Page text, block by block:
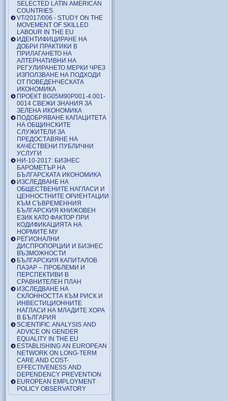
SELECTED LATIN AMERICAN
COUNTRIES
VT/2017/006 - STUDY ON THE
MOVEMENT OF SKILLED
LABOUR IN THE EU
ИДЕНТИФИЦИРАНЕ НА
ДОБРИ ПРАКТИКИ В
ПРИЛАГАНЕТО НА
АЛТЕРНАТИВНИ НА
РЕГУЛИРАНЕТО МЕРКИ ЧРЕЗ
ИЗПОЛЗВАНЕ НА ПОДХОДИ
ОТ ПОВЕДЕНЧЕСКАТА
ИКОНОМИКА
ПРОЕКТ BG05M90P001-4.001-
0014 СВЕЖИ ЗНАНИЯ ЗА
ЗЕЛЕНА ИКОНОМИКА
ПОДОБРЯВАНЕ КАПАЦИТЕТА
НА ОБЩИНСКИТЕ
СЛУЖИТЕЛИ ЗА
ПРЕДОСТАВЯНЕ НА
КАЧЕСТВЕНИ ПУБЛИЧНИ
УСЛУГИ
НИ-10-2017: БИЗНЕС
БАРОМЕТЪР НА
БЪЛГАРСКАТА ИКОНОМИКА
ИЗСЛЕДВАНЕ НА
ОБЩЕСТВЕНИТЕ НАГЛАСИ И
ЦЕННОСТНИТЕ ОРИЕНТАЦИИ
КЪМ СЪВРЕМЕННИЯ
БЪЛГАРСКИЯ КНИЖОВЕН
ЕЗИК КАТО ФАКТОР ПРИ
КОДИФИКАЦИЯТА НА
НОРМИТЕ МУ
РЕГИОНАЛНИ
ДИСПРОПОРЦИИ И БИЗНЕС
ВЪЗМОЖНОСТИ
БЪЛГАРСКИЯ КАПИТАЛОВ
ПАЗАР – ПРОБЛЕМИ И
ПЕРСПЕКТИВИ В
СРАВНИТЕЛЕН ПЛАН
ИЗСЛЕДВАНЕ НА
СКЛОННОСТТА КЪМ РИСК И
ИНВЕСТИЦИОННИТЕ
НАГЛАСИ НА МЛАДИТЕ ХОРА
В БЪЛГАРИЯ
SCIENTIFIC ANALYSIS AND
ADVICE ON GENDER
EQUALITY IN THE EU
ESTABLISHING AN EUROPEAN
NETWORK ON LONG-TERM
CARE AND COST-
EFFECTIVENESS AND
DEPENDENCY PREVENTION
EUROPEAN EMPLOYMENT
POLICY OBSERVATORY